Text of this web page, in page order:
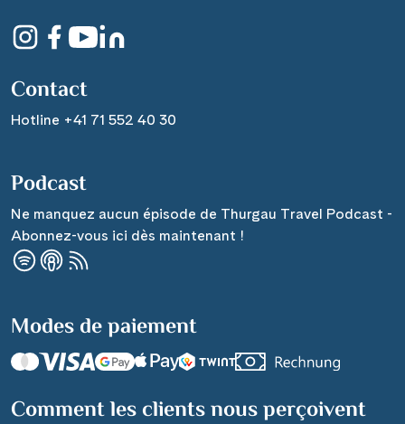
Contact
Hotline +41 71 552 40 30
Podcast
Ne manquez aucun épisode de Thurgau Travel Podcast -
Abonnez-vous ici dès maintenant !
Modes de paiement
Comment les clients nous perçoivent